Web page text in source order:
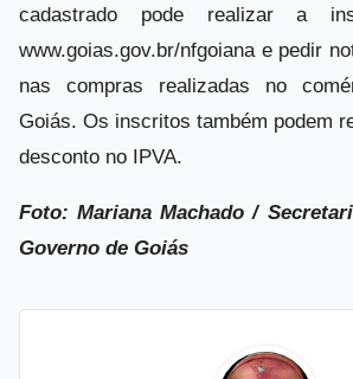
cadastrado pode realizar a
www.goias.gov.br/nfgoiana e pedir
nas compras realizadas no
Goiás. Os inscritos também podem
desconto no IPVA.
Foto: Mariana Machado /
Governo de Goiás